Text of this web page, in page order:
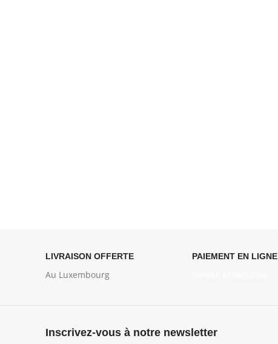
LIVRAISON OFFERTE
Au Luxembourg
PAIEMENT EN LIGNE
Inscrivez-vous à notre newsletter